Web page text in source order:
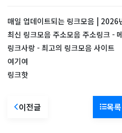
매일 업데이트되는 링크모음 | 2026
최신 링크모음 주소모음 주소링크 -
링크사랑 - 최고의 링크모음 사이트
여기여
링크핫
이전글 목록